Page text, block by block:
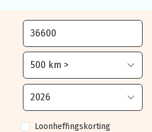
Loonheffingskorting